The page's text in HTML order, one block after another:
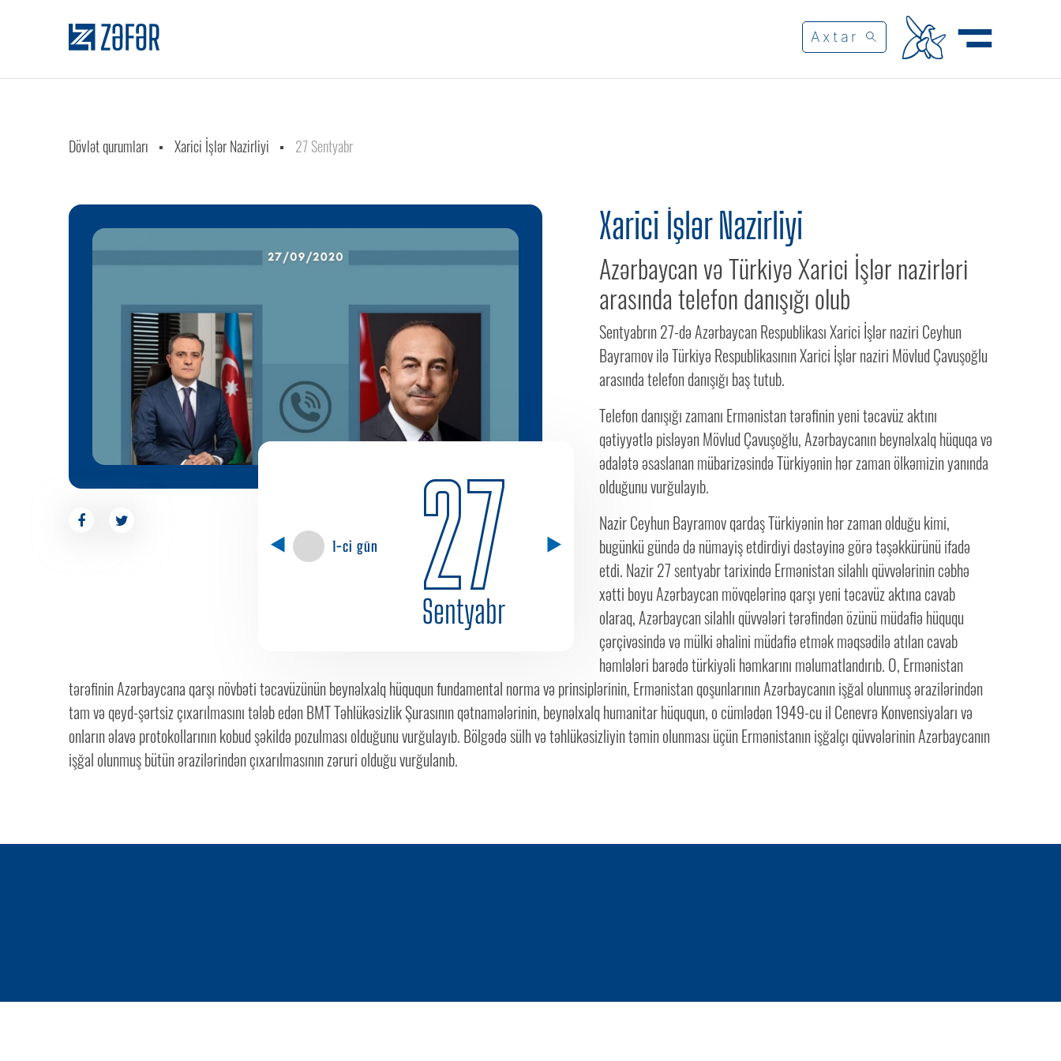
Dövlət qurumları Xarici İşlər Nazirliyi 27 Sentyabr
1-ci gün 27
Sentyabr
Xarici İşlər Nazirliyi
Azərbaycan və Türkiyə Xarici İşlər nazirləri
arasında telefon danışığı olub
Sentyabrın 27-də Azərbaycan Respublikası Xarici İşlər naziri Ceyhun
Bayramov ilə Türkiyə Respublikasının Xarici İşlər naziri Mövlud Çavuşoğlu
arasında telefon danışığı baş tutub.
Telefon danışığı zamanı Ermənistan tərəfinin yeni təcavüz aktını
qətiyyətlə pisləyən Mövlud Çavuşoğlu, Azərbaycanın beynəlxalq hüquqa və
ədalətə əsaslanan mübarizəsində Türkiyənin hər zaman ölkəmizin yanında
olduğunu vurğulayıb.
Nazir Ceyhun Bayramov qardaş Türkiyənin hər zaman olduğu kimi,
bugünkü gündə də nümayiş etdirdiyi dəstəyinə görə təşəkkürünü ifadə
etdi. Nazir 27 sentyabr tarixində Ermənistan silahlı qüvvələrinin cəbhə
xətti boyu Azərbaycan mövqelərinə qarşı yeni təcavüz aktına cavab
olaraq, Azərbaycan silahlı qüvvələri tərəfindən özünü müdafiə hüququ
çərçivəsində və mülki əhalini müdafiə etmək məqsədilə atılan cavab
həmlələri barədə türkiyəli həmkarını məlumatlandırıb. O, Ermənistan
tərəfinin Azərbaycana qarşı növbəti təcavüzünün beynəlxalq hüququn fundamental norma və prinsiplərinin, Ermənistan qoşunlarının Azərbaycanın işğal olunmuş ərazilərindən
tam və qeyd-şərtsiz çıxarılmasını tələb edən BMT Təhlükəsizlik Şurasının qətnamələrinin, beynəlxalq humanitar hüququn, o cümlədən 1949-cu il Cenevrə Konvensiyaları və
onların əlavə protokollarının kobud şəkildə pozulması olduğunu vurğulayıb. Bölgədə sülh və təhlükəsizliyin təmin olunması üçün Ermənistanın işğalçı qüvvələrinin Azərbaycanın
işğal olunmuş bütün ərazilərindən çıxarılmasının zəruri olduğu vurğulanıb.